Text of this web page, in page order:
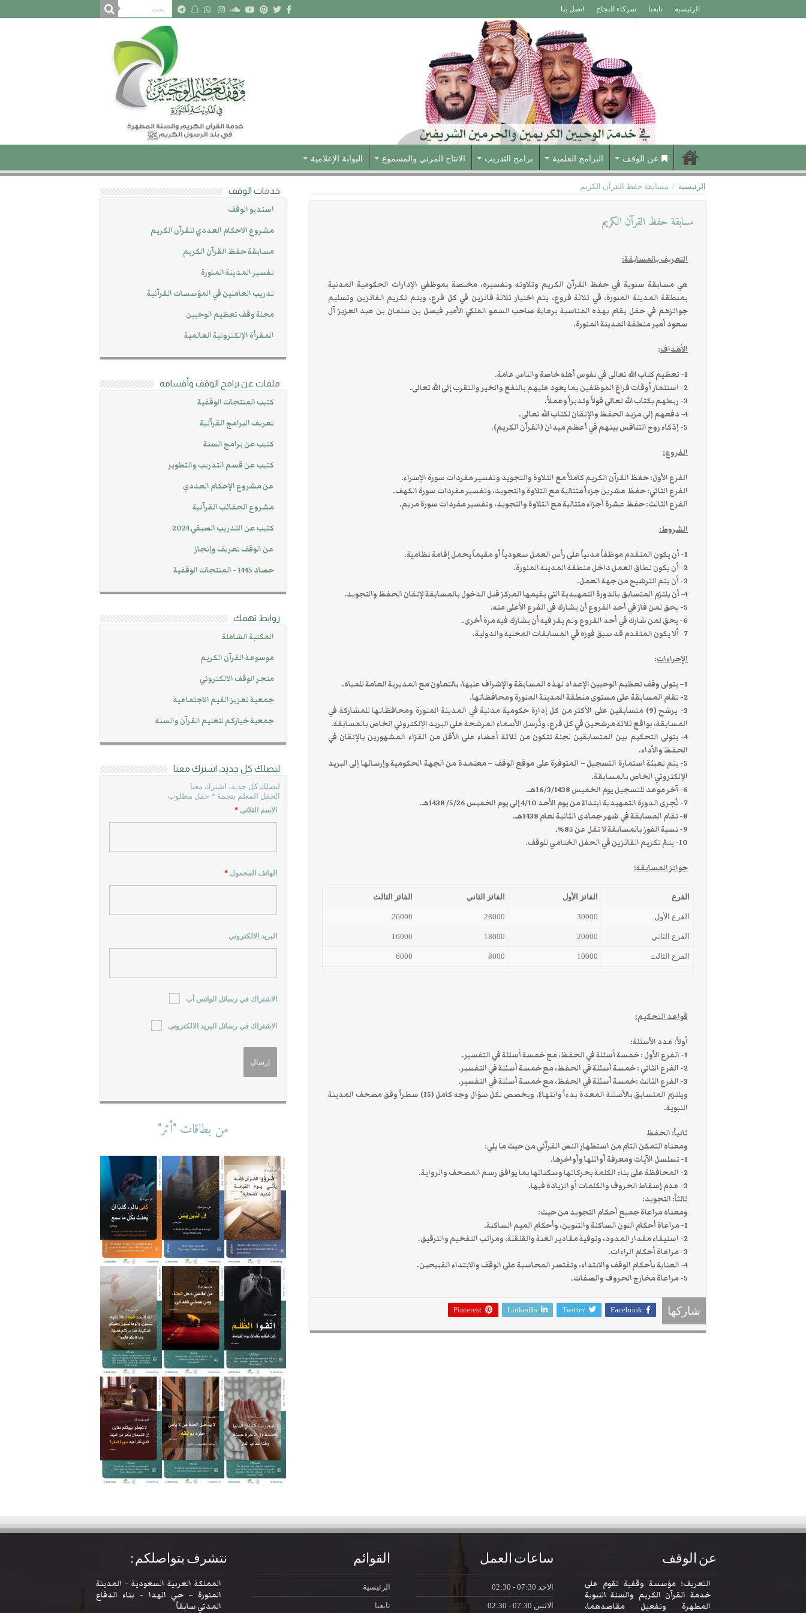
الرئيسية تابعنا شركاء النجاح اتصل بنا
عن الوقف البرامج العلمية برامج التدريب الانتاج المرئي والمسموع البوابة الإعلامية
الرئيسية / مسابقة حفظ القرآن الكريم
مسابقة حفظ القرآن الكريم
التعريف بالمسابقة:
هي مسابقة سنوية في حفظ القرآن الكريم وتلاوته وتفسيره، مختصة بموظفي الإدارات الحكومية المدنية
بمنطقة المدينة المنورة، في ثلاثة فروع، يتم اختيار ثلاثة فائزين في كل فرع، ويتم تكريم الفائزين وتسليم
جوائزهم في حفل يقام بهذه المناسبة برعاية صاحب السمو الملكي الأمير فيصل بن سلمان بن عبد العزيز آل
سعود أمير منطقة المدينة المنورة.
الأهداف:
1- تعظيم كتاب الله تعالى في نفوس أهله خاصة والناس عامة.
2- استثمار أوقات فراغ الموظفين بما يعود عليهم بالنفع والخير والتقرب إلى الله تعالى.
3- ربطهم بكتاب الله تعالى قولاً وتدبراً وعملاً.
4- دفعهم إلى مزيد الحفظ والإتقان لكتاب الله تعالى.
5- إذكاء روح التنافس بينهم في أعظم ميدان (القرآن الكريم).
الفروع:
الفرع الأول: حفظ القرآن الكريم كاملاً مع التلاوة والتجويد وتفسير مفردات سورة الإسراء.
الفرع الثاني: حفظ عشرين جزءاً متتالية مع التلاوة والتجويد، وتفسير مفردات سورة الكهف.
الفرع الثالث: حفظ عشرة أجزاء متتالية مع التلاوة والتجويد، وتفسير مفردات سورة مريم.
الشروط:
1- أن يكون المتقدم موظفاً مدنياً على رأس العمل سعودياً أو مقيماً يحمل إقامة نظامية.
2- أن يكون نطاق العمل داخل منطقة المدينة المنورة.
3- أن يتم الترشيح من جهة العمل.
4- أن يلتزم المتسابق بالدورة التمهيدية التي يقيمها المركز قبل الدخول بالمسابقة لإتقان الحفظ والتجويد.
5- يحق لمن فاز في أحد الفروع أن يشارك في الفرع الأعلى منه.
6- يحق لمن شارك في أحد الفروع ولم يفز فيه أن يشارك فيه مرة أخرى.
7- ألا يكون المتقدم قد سبق فوزه في المسابقات المحلية والدولية.
الإجراءات:
1– يتولى وقف تعظيم الوحيين الإعداد لهذه المسابقة والإشراف عليها، بالتعاون مع المديرية العامة للمياه.
2- تقام المسابقة على مستوى منطقة المدينة المنورة ومحافظاتها.
3- يرشح (9) متسابقين على الأكثر من كل إدارة حكومية مدنية في المدينة المنورة ومحافظاتها للمشاركة في
المسابقة، بواقع ثلاثة مرشحين في كل فرع، وتُرسل الأسماء المرشحة على البريد الإلكتروني الخاص بالمسابقة.
4- يتولى التحكيم بين المتسابقين لجنة تتكون من ثلاثة أعضاء على الأقل من القرّاء المشهورين بالإتقان في
الحفظ والأداء.
5- يتم تعبئة استمارة التسجيل – المتوفرة على موقع الوقف – معتمدة من الجهة الحكومية وإرسالها إلى البريد
الإلكتروني الخاص بالمسابقة.
6- آخر موعد للتسجيل يوم الخميس 16/3/1438هـ.
7- تُجرى الدورة التمهيدية ابتداءً من يوم الأحد 4/10 إلى يوم الخميس 5/26/ 1438هـ.
8- تقام المسابقة في شهر جمادى الثانية لعام 1438هـ.
9- نسبة الفوز بالمسابقة لا تقل عن 85%.
10- يتمّ تكريم الفائزين في الحفل الختامي للوقف.
جوائز المسابقة:
الفرع الفائز الأول الفائز الثاني الفائز الثالث
الفرع الأول 30000
28000
26000
الفرع الثاني 20000
18000
16000
الفرع الثالث 10000
8000
6000
قواعد التحكيم:
أولاً: عدد الأسئلة:
1- الفرع الأول : خمسة أسئلة في الحفظ، مع خمسة أسئلة في التفسير.
2- الفرع الثاني : خمسة أسئلة في الحفظ، مع خمسة أسئلة في التفسير.
3- الفرع الثالث :خمسة أسئلة في الحفظ، مع خمسة أسئلة في التفسير.
ويلتزم المتسابق بالأسئلة المعدة بدءاً وانتهاءً، ويخصص لكل سؤال وجه كامل (15) سطراً وفق مصحف المدينة
النبوية.
ثانياً: الحفظ
ومعناه التمكن التام من استظهار النص القرآني من حيث ما يلي:
1- تسلسل الآيات ومعرفة أوائلها وأواخرها.
2- المحافظة على بناء الكلمة بحركاتها وسكناتها بما يوافق رسم المصحف والرواية.
3- عدم إسقاط الحروف والكلمات أو الزيادة فيها.
ثالثاً: التجويد:
ومعناه مراعاة جميع أحكام التجويد من حيث:
1- مراعاة أحكام النون الساكنة والتنوين، وأحكام الميم الساكنة.
2- استيفاء مقدار المدود، وتوفية مقادير الغنة والقلقلة، ومراتب التفخيم والترقيق.
3- مراعاة أحكام الراءات.
4- العناية بأحكام الوقف والابتداء، وتقتصر المحاسبة على الوقف والابتداء القبيحين.
5- مراعاة مخارج الحروف والصفات.
شاركها Facebook
Twitter
LinkedIn
Pinterest
خدمات الوقف
استديو الوقف
مشروع الاحكام العددي للقرآن الكريم
مسابقة حفظ القرآن الكريم
تفسير المدينة المنورة
تدريب العاملين في المؤسسات القرآنية
مجلة وقف تعظيم الوحيين
المقرأة الإلكترونية العالمية
ملفات عن برامج الوقف وأقسامه
كتيب المنتجات الوقفية
تعريف البرامج القرآنية
كتيب عن برامج السنة
كتيب عن قسم التدريب والتطوير
عن مشروع الإحكام العددي
مشروع الحقائب القرآنية
كتيب عن التدريب الصيفي 2024
عن الوقف تعريف وإنجاز
حصاد 1445 - المنتجات الوقفية
روابط تهمك
المكتبة الشاملة
موسوعة القرآن الكريم
متجر الوقف الالكتروني
جمعية تعزيز القيم الاجتماعية
جمعية خياركم لتعليم القرآن والسنة
ليصلك كل جديد، اشترك معنا
ليصلك كل جديد، اشترك معنا
الحقل المعلم بنجمة * حقل مطلوب
الاسم الثلاثي *
الهاتف المحمول *
البريد الالكتروني
الاشتراك في رسائل الواتس أب
الاشتراك في رسائل البريد الالكتروني
من بطاقات "أثر"
عن الوقف
التعريف: مؤسسة وقفية تقوم على
خدمة القرآن الكريم والسنة النبوية
المطهرة وتفعيل مقاصدهما،
ساعات العمل
الاحد
الاثنين
القوائم
الرئيسية
تابعنا
نتشرف بتواصلكم :
المملكة العربية السعودية - المدينة
المنورة – حي الهدا – بناء الدفاع
المدني سابقاً